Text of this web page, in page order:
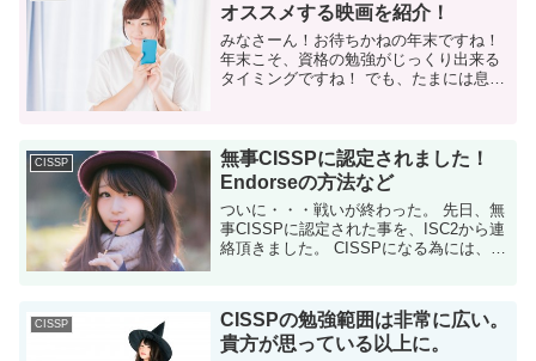
オススメする映画を紹介！
みなさーん！お待ちかねの年末ですね！
年末こそ、資格の勉強がじっくり出来る
タイミングですね！ でも、たまには息抜
CISSP
無事CISSPに認定されました！
Endorseの方法など
ついに・・・戦いが終わった。 先日、無
事CISSPに認定された事を、ISC2から連
絡頂きました。 CISSPになる為には、試
CISSP
CISSPの勉強範囲は非常に広い。
貴方が思っている以上に。